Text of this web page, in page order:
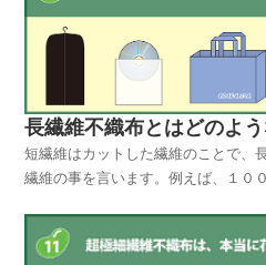
長繊維不織布とはどのよ
短繊維はカットした繊維のことで、
繊維の事を言います。例えば、１０
製造時にある程度繊維を左右に振り
糸は、正確には１００メートル以上